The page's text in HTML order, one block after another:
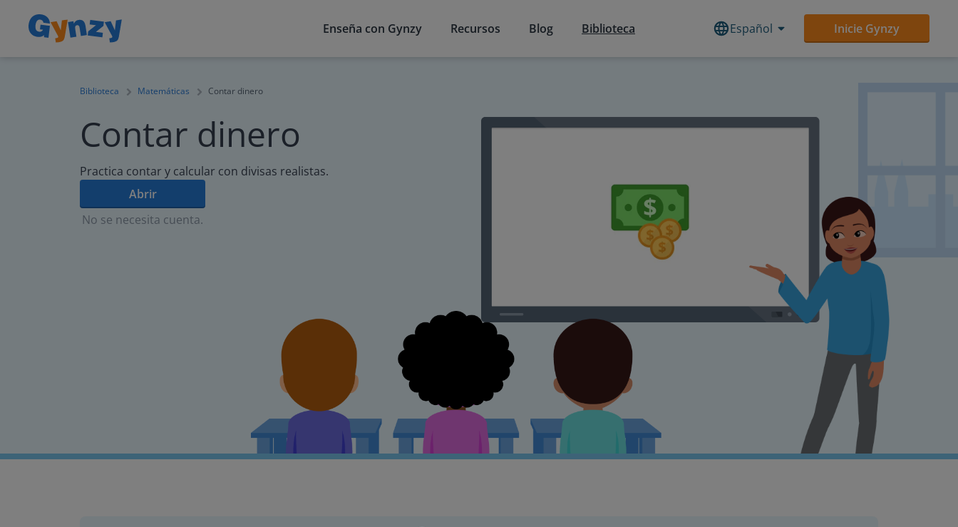
Enseña con Gynzy Recursos Blog Biblioteca Español Inicie Gynzy
Biblioteca Matemáticas Contar dinero
Contar dinero
Practica contar y calcular con divisas realistas.
Abrir
No se necesita cuenta.